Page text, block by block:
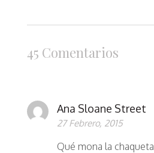
45 Comentarios
Ana Sloane Street
27 Febrero, 2015
Qué mona la